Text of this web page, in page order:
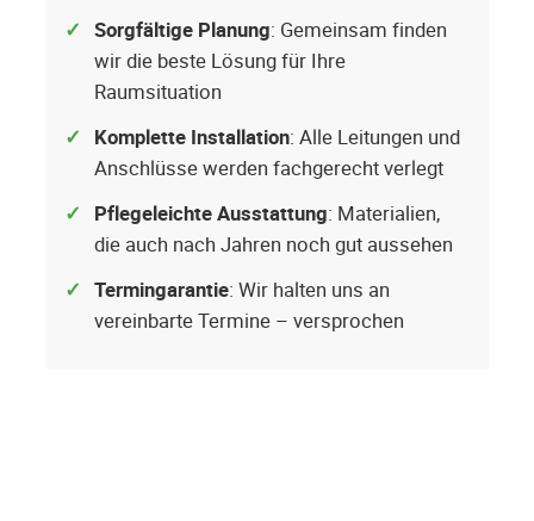
Sorgfältige Planung: Gemeinsam finden
wir die beste Lösung für Ihre
Raumsituation
Komplette Installation: Alle Leitungen und
Anschlüsse werden fachgerecht verlegt
Pflegeleichte Ausstattung: Materialien,
die auch nach Jahren noch gut aussehen
Termingarantie: Wir halten uns an
vereinbarte Termine – versprochen